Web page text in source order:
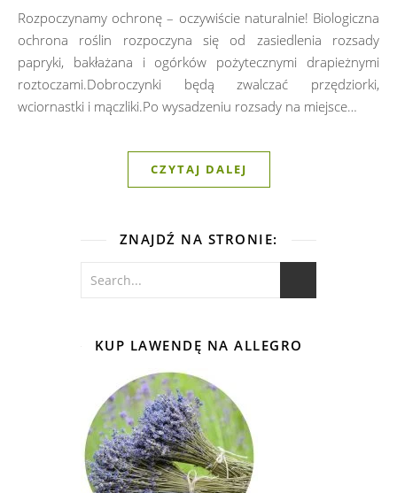
Rozpoczynamy ochronę – oczywiście naturalnie! Biologiczna
ochrona roślin rozpoczyna się od zasiedlenia rozsady
papryki, bakłażana i ogórków pożytecznymi drapieżnymi
roztoczami.Dobroczynki będą zwalczać przędziorki,
wciornastki i mączliki.Po wysadzeniu rozsady na miejsce…
CZYTAJ DALEJ
ZNAJDŹ NA STRONIE:
KUP LAWENDĘ NA ALLEGRO